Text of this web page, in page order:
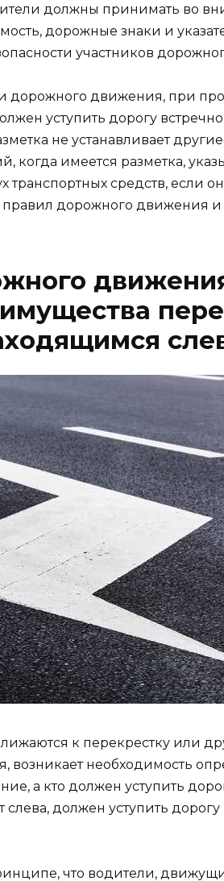
должны принимать во
дорожные знаки и
участников
дорожного движения, при
уступить дорогу
не устанавливает
когда имеется разметка,
средств, если
дорожного движения и
к перекрестку или
возникает необходимость
а кто должен уступить
слева, должен уступить
что водители,